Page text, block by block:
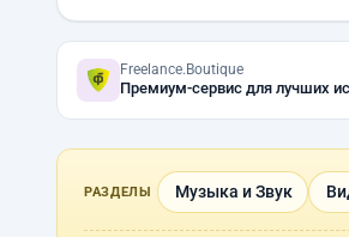
Freelance.Boutique
Премиум-сервис для лучших
РАЗДЕЛЫ Музыка и Звук